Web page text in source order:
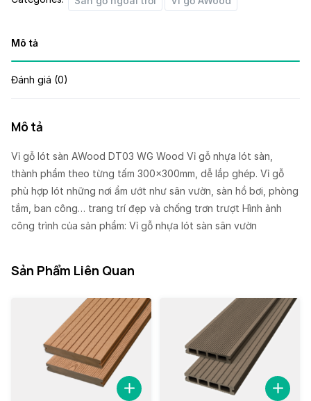
Mô tả
Đánh giá (0)
Mô tả
Vỉ gỗ lót sàn AWood DT03 WG Wood Vỉ gỗ nhựa lót sàn,
thành phẩm theo từng tấm 300x300mm, dễ lắp ghép. Vỉ gỗ
phù hợp lót những nơi ẩm ướt như sân vườn, sàn hồ bơi, phòng
tắm, ban công… trang trí đẹp và chống trơn trượt Hình ảnh
công trình của sản phẩm: Vỉ gỗ nhựa lót sàn sân vườn
Sản Phẩm Liên Quan